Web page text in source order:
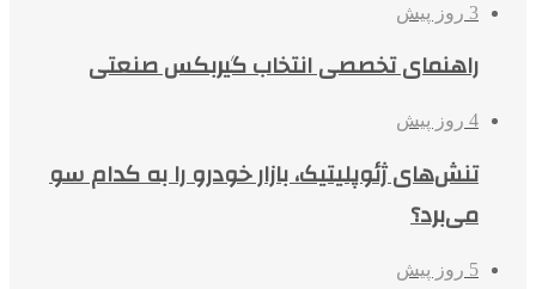
3 روز پیش
راهنمای تخصصی انتخاب گیربکس صنعتی
4 روز پیش
تنش‌های ژئوپلیتیک، بازار خودرو را به کدام سو
می‌برد؟
5 روز پیش